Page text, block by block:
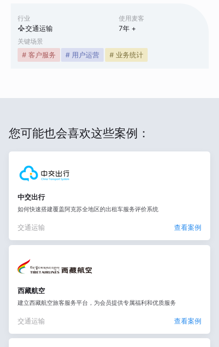
行业
交通运输
使用麦客
7年 +
关键场景
# 客户服务 # 用户运营 # 业务统计
您可能也会喜欢这些案例：
中交出行
如何快速搭建覆盖阿克苏全地区的出租车服务评价系统
交通运输 查看案例
西藏航空
建立西藏航空旅客服务平台，为会员提供专属福利和优质服务
交通运输 查看案例